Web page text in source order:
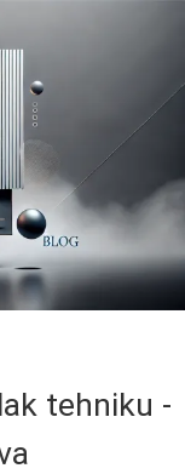
tehniku -